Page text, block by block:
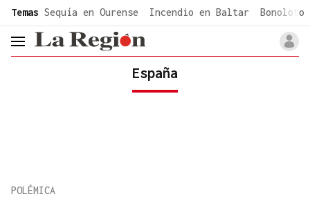
common.go-to-content
Temas Sequía en Ourense Incendio en Baltar Bonoloto
header.menu.open
España
POLÉMICA